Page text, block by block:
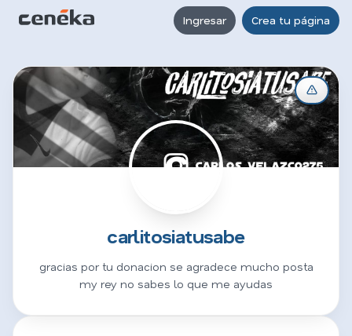
Ingresar Crea tu página
C
carlitosiatusabe
gracias por tu donacion se agradece mucho posta
my rey no sabes lo que me ayudas